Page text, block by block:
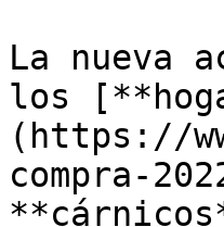
La nueva
los
(https://
compra-